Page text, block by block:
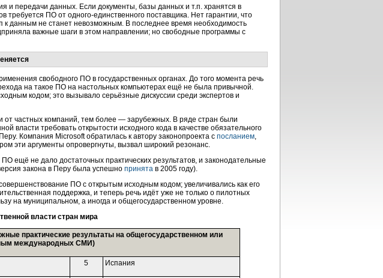
передачи данных. Если документы, базы данных и т.п. хранятся в
требуется ПО от одного-единственного поставщика. Нет гарантии, что
данным не станет невозможным. В последнее время необходимость
важные шаги в этом направлении; но свободные программы с
свободного ПО в государственных органах. До того момента речь
на такое ПО на настольных компьютерах ещё не была привычной.
кодом; это вызывало серьёзные дискуссии среди экспертов и
от частных компаний, тем более — зарубежных. В ряде стран были
власти требовать открытости исходного кода в качестве обязательного
Компания Microsoft обратилась к автору законопроекта с посланием,
эти аргументы опровергнуты, вызвал широкий резонанс.
ещё не дало достаточных практических результатов, и законодательные
закона в Перу была успешно принята в 2005 году).
ПО с открытым исходным кодом; увеличивались как его
поддержка, и теперь речь идёт уже не только о пилотных
на муниципальном, а иногда и общегосударственном уровне.
власти стран мира
практические результаты на общегосударственном или
международных СМИ)
5 Испания